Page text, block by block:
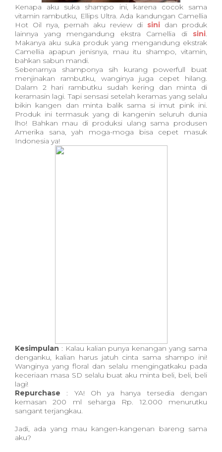
Kenapa aku suka shampo ini, karena cocok sama
vitamin rambutku, Ellips Ultra. Ada kandungan Camellia
Hot Oil nya, pernah aku review di sini dan produk
lainnya yang mengandung ekstra Camellia di sini.
Makanya aku suka produk yang mengandung ekstrak
Camellia apapun jenisnya, mau itu shampo, vitamin,
bahkan sabun mandi.
Sebenarnya shamponya sih kurang powerfull buat
menjinakan rambutku, wanginya juga cepet hilang.
Dalam 2 hari rambutku sudah kering dan minta di
keramasin lagi. Tapi sensasi setelah keramas yang selalu
bikin kangen dan minta balik sama si imut pink ini.
Produk ini termasuk yang di kangenin seluruh dunia
lho! Bahkan mau di produksi ulang sama produsen
Amerika sana, yah moga-moga bisa cepet masuk
Indonesia ya!
Kesimpulan : Kalau kalian punya kenangan yang sama
denganku, kalian harus jatuh cinta sama shampo ini!
Wanginya yang floral dan selalu mengingatkaku pada
keceriaan masa SD selalu buat aku minta beli, beli, beli
lagi!
Repurchase : YA! Oh ya hanya tersedia dengan
kemasan 200 ml seharga Rp. 12.000 menurutku
sangant terjangkau.
Jadi, ada yang mau kangen-kangenan bareng sama
aku?